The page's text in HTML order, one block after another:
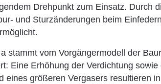
Drehpunkt zum Einsatz. Durch
und Sturzänderungen beim
stammt vom Vorgängermodell der
Eine Erhöhung der Verdichtung sowie
eines größeren Vergasers resultieren